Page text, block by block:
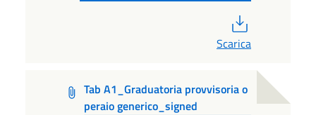
Scarica
Tab A1_Graduatoria provvisoria o
peraio generico_signed